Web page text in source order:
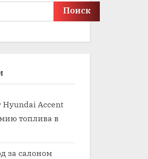
Поиск
Accent
топлива в
за салоном